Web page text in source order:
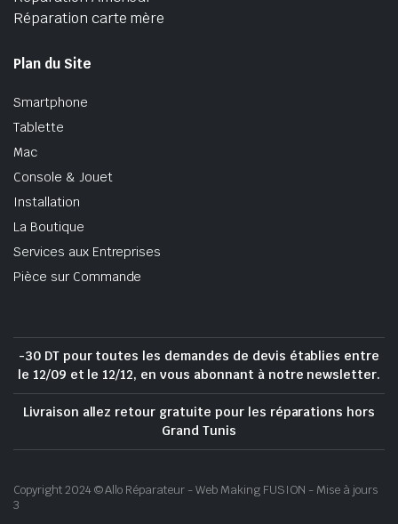
Réparation carte mère
Plan du Site
Smartphone
Tablette
Mac
Console & Jouet
Installation
La Boutique
Services aux Entreprises
Pièce sur Commande
-30 DT pour toutes les demandes de devis établies entre
le 12/09 et le 12/12, en vous abonnant à notre newsletter.
Livraison allez retour gratuite pour les réparations hors
Grand Tunis
Copyright 2024 © Allo Réparateur - Web Making FUSION - Mise à jours
3